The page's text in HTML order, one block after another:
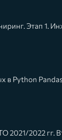
Этап 1.
в Python Pandas
2021/2022 гг.